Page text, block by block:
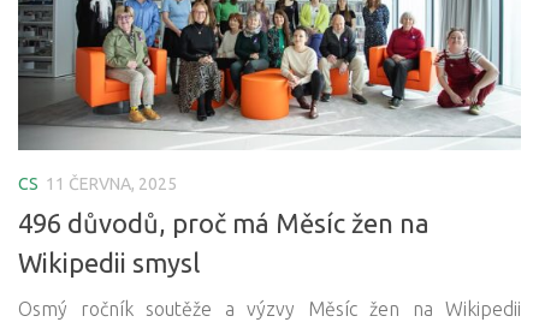
CS 11 ČERVNA, 2025
496 důvodů, proč má Měsíc žen na
Wikipedii smysl
Osmý ročník soutěže a výzvy Měsíc žen na Wikipedii